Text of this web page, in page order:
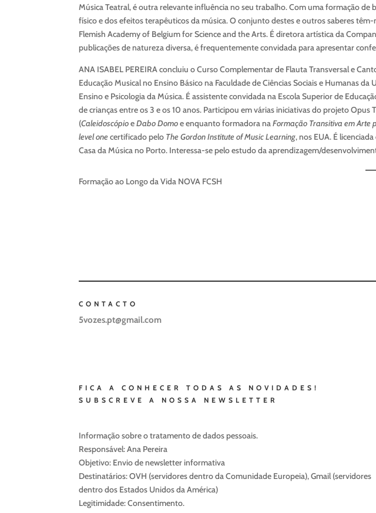
Música Teatral, é outra relevante influência no seu trabalho. Com uma formação de
físico e dos efeitos terapêuticos da música. O conjunto destes e outros saberes
Flemish Academy of Belgium for Science and the Arts. É diretora artística da
publicações de natureza diversa, é frequentemente convidada para apresentar
ANA ISABEL PEREIRA concluiu o Curso Complementar de Flauta Transversal e
Educação Musical no Ensino Básico na Faculdade de Ciências Sociais e Humanas
Ensino e Psicologia da Música. É assistente convidada na Escola Superior de
de crianças entre os 3 e os 10 anos. Participou em várias iniciativas do projeto Opus
(CaleidoscópioeDabo Domoe enquanto formadora naFormação Transitiva em Arte
level onecertificado pelo The Gordon Institute of Music Learning, nos EUA. É
Casa da Música no Porto. Interessa-se pelo estudo da aprendizagem/
Formação ao Longo da Vida NOVA FCSH
CONTACTO
5vozes.pt@gmail.com
FICA A CONHECER TODAS AS NOVIDADES!
SUBSCREVE A NOSSA NEWSLETTER
Informação sobre o tratamento de dados pessoais.
Responsável: Ana Pereira
Objetivo: Envio de newsletter informativa
Destinatários: OVH (servidores dentro da Comunidade Europeia), Gmail (servidores
dentro dos Estados Unidos da América)
Legitimidade: Consentimento.